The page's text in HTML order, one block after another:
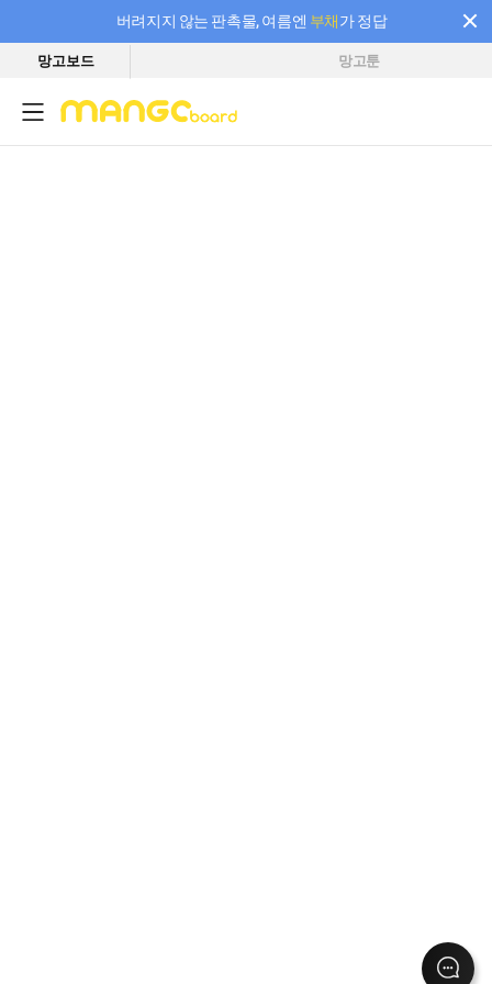
버려지지 않는 판촉물, 여름엔 부채가 정답
필요한 만큼 충전하고 끊김 없이 작업하세요! 새로워진 AI 부스터 요금제
망고보드 망고툰